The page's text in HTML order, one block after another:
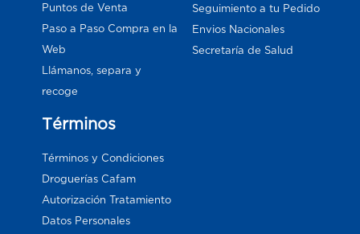
Puntos de Venta
Paso a Paso Compra en la
Web
Llámanos, separa y
recoge
Seguimiento a tu Pedido
Envios Nacionales
Secretaría de Salud
Términos
Términos y Condiciones
Droguerías Cafam
Autorización Tratamiento
Datos Personales